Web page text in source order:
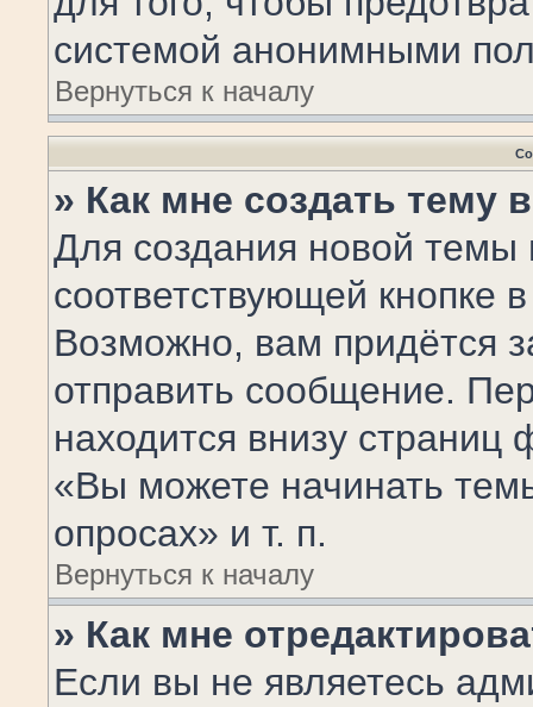
системой анонимными
Вернуться к началу
» Как мне создать тему
Для создания новой
соответствующей кнопке
Возможно, вам придётся
отправить сообщение.
находится внизу
«Вы можете начинать
опросах» и т. п.
Вернуться к началу
» Как мне
Если вы не являетесь